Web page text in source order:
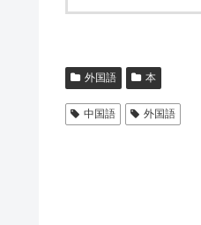
外国語 本
中国語 外国語